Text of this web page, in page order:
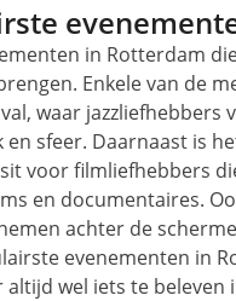
in Rotterdam
Enkele van de
waar
sfeer. Daarnaast is
voor filmliefhebbers
en documentaires.
achter de
evenementen in
wel iets te beleven